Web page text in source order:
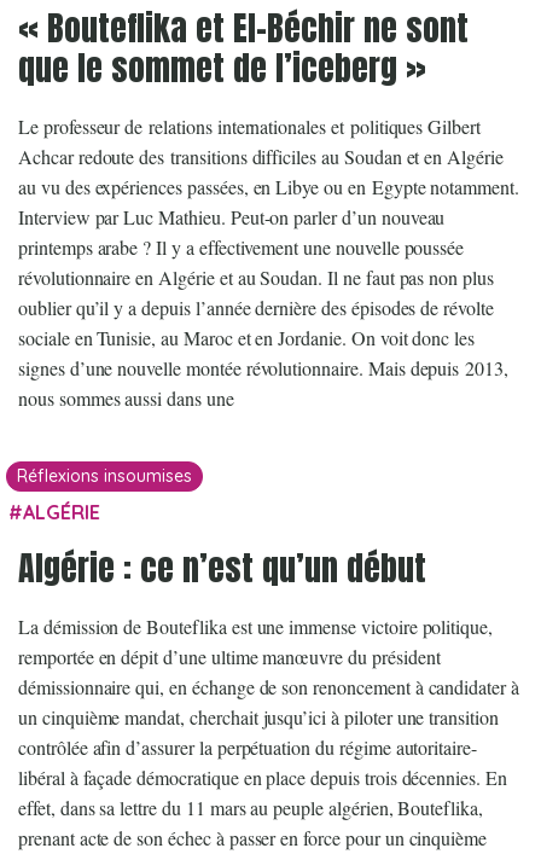
« Bouteflika et El-Béchir ne sont
que le sommet de l’iceberg »
Le professeur de relations internationales et politiques Gilbert
Achcar redoute des transitions difficiles au Soudan et en Algérie
au vu des expériences passées, en Libye ou en Egypte notamment.
Interview par Luc Mathieu. Peut-on parler d’un nouveau
printemps arabe ? Il y a effectivement une nouvelle poussée
révolutionnaire en Algérie et au Soudan. Il ne faut pas non plus
oublier qu’il y a depuis l’année dernière des épisodes de révolte
sociale en Tunisie, au Maroc et en Jordanie. On voit donc les
signes d’une nouvelle montée révolutionnaire. Mais depuis 2013,
nous sommes aussi dans une
Réflexions insoumises
ALGÉRIE
Algérie : ce n’est qu’un début
La démission de Bouteflika est une immense victoire politique,
remportée en dépit d’une ultime manœuvre du président
démissionnaire qui, en échange de son renoncement à candidater à
un cinquième mandat, cherchait jusqu’ici à piloter une transition
contrôlée afin d’assurer la perpétuation du régime autoritaire-
libéral à façade démocratique en place depuis trois décennies. En
effet, dans sa lettre du 11 mars au peuple algérien, Bouteflika,
prenant acte de son échec à passer en force pour un cinquième